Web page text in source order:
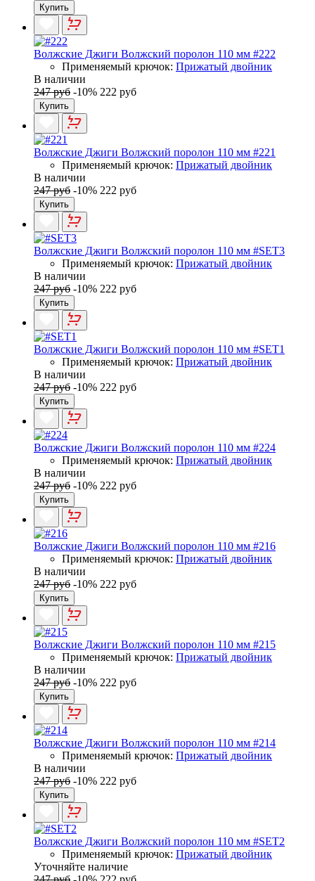
Купить
Волжские Джиги Волжский поролон 110 мм #222
Применяемый крючок: Прижатый двойник
В наличии
247 руб -10% 222 руб
Купить
Волжские Джиги Волжский поролон 110 мм #221
Применяемый крючок: Прижатый двойник
В наличии
247 руб -10% 222 руб
Купить
Волжские Джиги Волжский поролон 110 мм #SET3
Применяемый крючок: Прижатый двойник
В наличии
247 руб -10% 222 руб
Купить
Волжские Джиги Волжский поролон 110 мм #SET1
Применяемый крючок: Прижатый двойник
В наличии
247 руб -10% 222 руб
Купить
Волжские Джиги Волжский поролон 110 мм #224
Применяемый крючок: Прижатый двойник
В наличии
247 руб -10% 222 руб
Купить
Волжские Джиги Волжский поролон 110 мм #216
Применяемый крючок: Прижатый двойник
В наличии
247 руб -10% 222 руб
Купить
Волжские Джиги Волжский поролон 110 мм #215
Применяемый крючок: Прижатый двойник
В наличии
247 руб -10% 222 руб
Купить
Волжские Джиги Волжский поролон 110 мм #214
Применяемый крючок: Прижатый двойник
В наличии
247 руб -10% 222 руб
Купить
Волжские Джиги Волжский поролон 110 мм #SET2
Применяемый крючок: Прижатый двойник
Уточняйте наличие